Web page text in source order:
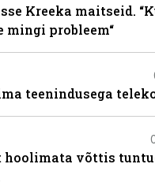
Kreeka maitseid.
mingi probleem“
teenindusega
võttis